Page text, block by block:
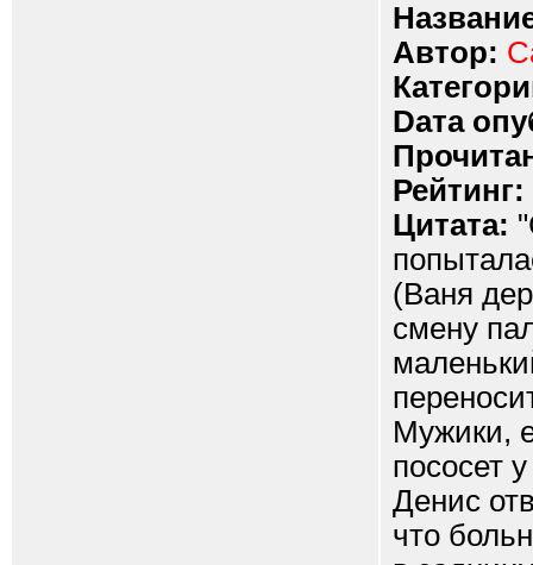
Автор:
Dата
Рейтинг:
Цитата:
(Ваня
смену
Мужики,
пососет
Денис
что